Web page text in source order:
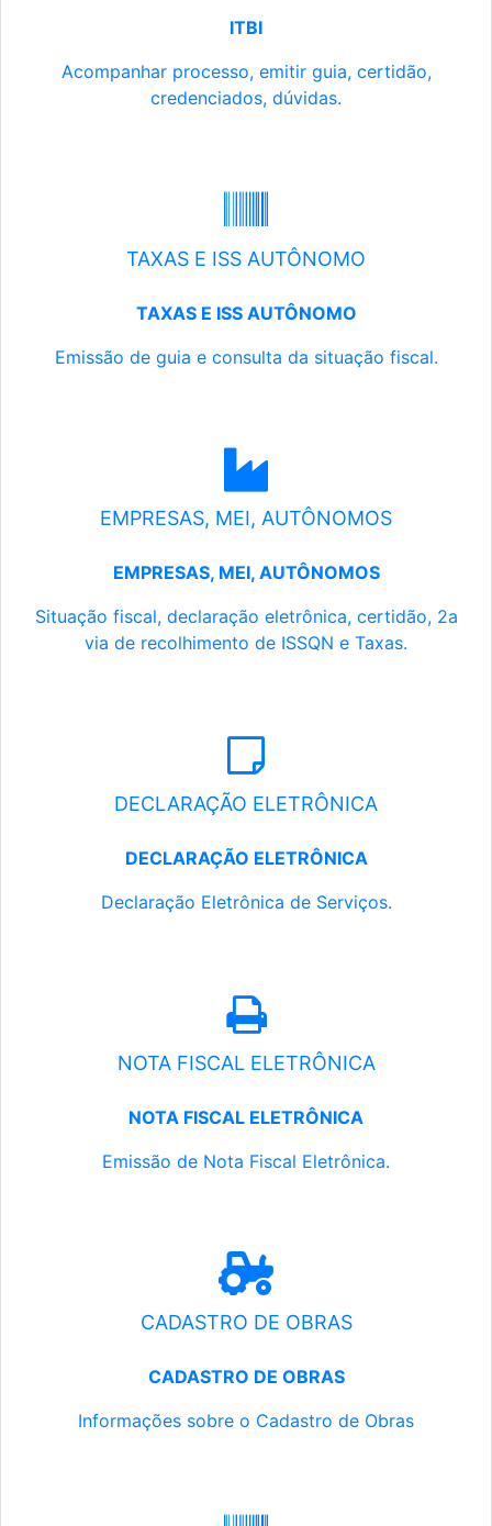
ITBI
Acompanhar processo, emitir guia, certidão,
credenciados, dúvidas.
TAXAS E ISS AUTÔNOMO
TAXAS E ISS AUTÔNOMO
Emissão de guia e consulta da situação fiscal.
EMPRESAS, MEI, AUTÔNOMOS
EMPRESAS, MEI, AUTÔNOMOS
Situação fiscal, declaração eletrônica, certidão, 2a
via de recolhimento de ISSQN e Taxas.
DECLARAÇÃO ELETRÔNICA
DECLARAÇÃO ELETRÔNICA
Declaração Eletrônica de Serviços.
NOTA FISCAL ELETRÔNICA
NOTA FISCAL ELETRÔNICA
Emissão de Nota Fiscal Eletrônica.
CADASTRO DE OBRAS
CADASTRO DE OBRAS
Informações sobre o Cadastro de Obras